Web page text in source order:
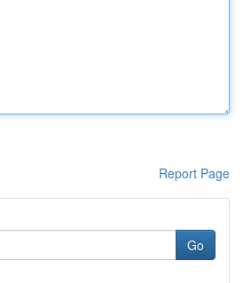
Report Page
Go